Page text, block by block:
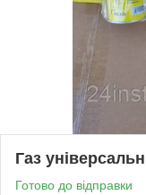
Газ
Готово до відправки